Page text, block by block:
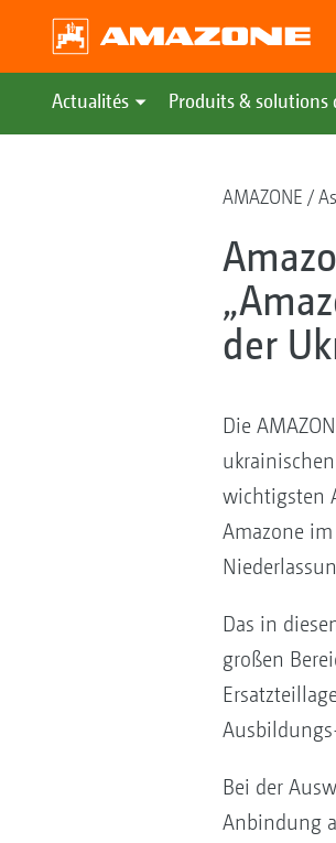
Actualités Produits & solutions
AMAZONE
der
Die
wichtigsten
Amazone
Das in
großen
Bei der
Anbindung